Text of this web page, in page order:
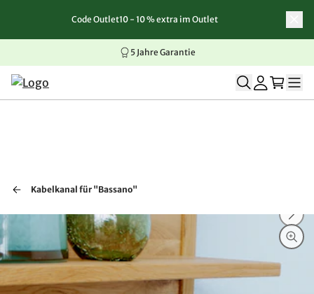
Zum Inhalt springen
Zur Navigation springen
Zum Seitenende springen
Code Outlet10 - 10 % extra im Outlet
5 Jahre Garantie
Kabelkanal für "Bassano"